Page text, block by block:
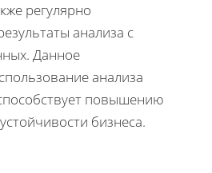
регулярно
анализа с
Данное
анализа
повышению
бизнеса.